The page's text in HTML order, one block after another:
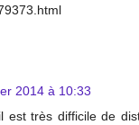
2014 à 10:33
est très difficile de